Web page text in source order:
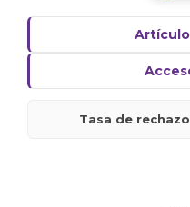
Tasa de